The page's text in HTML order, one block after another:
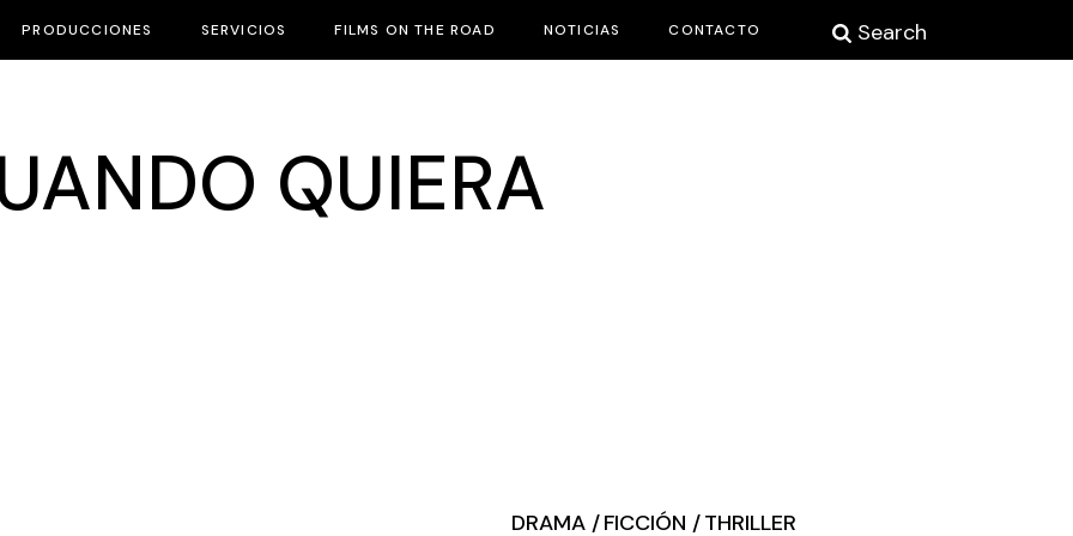
PRODUCCIONES SERVICIOS FILMS ON THE ROAD NOTICIAS CONTACTO Search
QUIERA
DRAMA FICCIÓN THRILLER